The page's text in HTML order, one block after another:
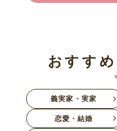
おすす
義実家・実家
恋愛・結婚